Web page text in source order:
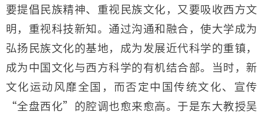
要提倡民族精神、重视民族文化，又要吸收西方文
明，重视科技新知。通过沟通和融合，使大学成为
弘扬民族文化的基地，成为发展近代科学的重镇，
成为中国文化与西方科学的有机结合部。当时，新
文化运动风靡全国，而否定中国传统文化、宣传
“全盘西化”的腔调也愈来愈高。于是东大教授吴